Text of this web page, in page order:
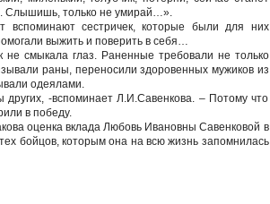
Слышишь, только не умирай…».
вспоминают сестричек, которые были для них
выжить и поверить в себя…
смыкала глаз. Раненные требовали не только
раны, переносили здоровенных мужиков из
одеялами.
-вспоминает Л.И.Савенкова. – Потому что
в победу.
оценка вклада Любовь Ивановны Савенковой в
бойцов, которым она на всю жизнь запомнилась